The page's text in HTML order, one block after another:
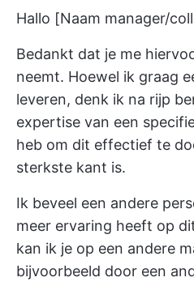
Hallo [Naam manager/
Bedankt dat je me
neemt. Hoewel ik graag
leveren, denk ik na rijp
expertise van een
heb om dit effectief te
sterkste kant is.
Ik beveel een andere
meer ervaring heeft op
kan ik je op een andere
bijvoorbeeld door een